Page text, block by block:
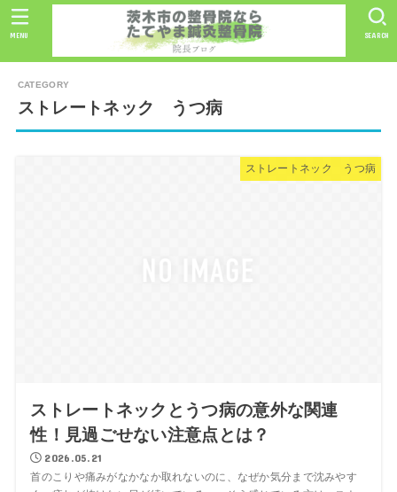
SEARCH
MENU
ストレートネック うつ病
ストレートネック うつ病
ストレートネックとうつ病の意外な関連
性！見過ごせない注意点とは？
2026.05.21
首のこりや痛みがなかなか取れないのに、なぜか気分まで沈みやす